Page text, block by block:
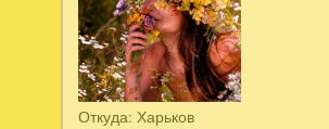
Откуда: Харьков